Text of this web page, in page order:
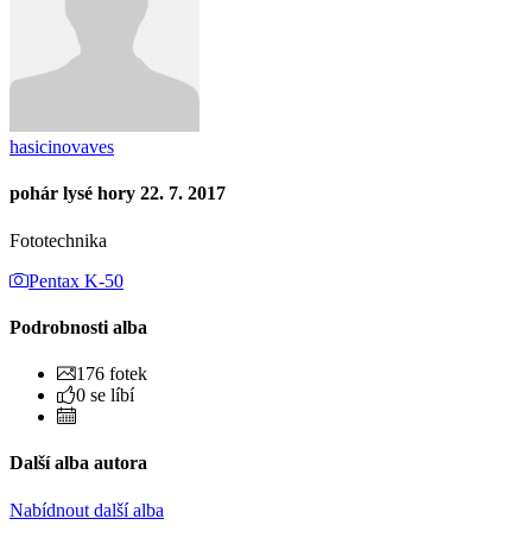
hasicinovaves
pohár lysé hory 22. 7. 2017
Fototechnika
Pentax K-50
Podrobnosti alba
176 fotek
0 se líbí
Další alba autora
Nabídnout další alba